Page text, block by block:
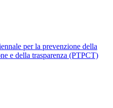
per la prevenzione della
e della trasparenza (PTPCT)